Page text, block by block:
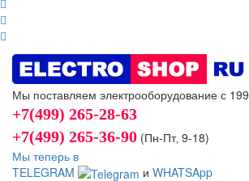
Мы поставляем электрооборудование с
+7(499) 265-28-63
+7(499) 265-36-90 (Пн-Пт‚ 9-18)
Мы теперь в
TELEGRAM
и WHATSApp